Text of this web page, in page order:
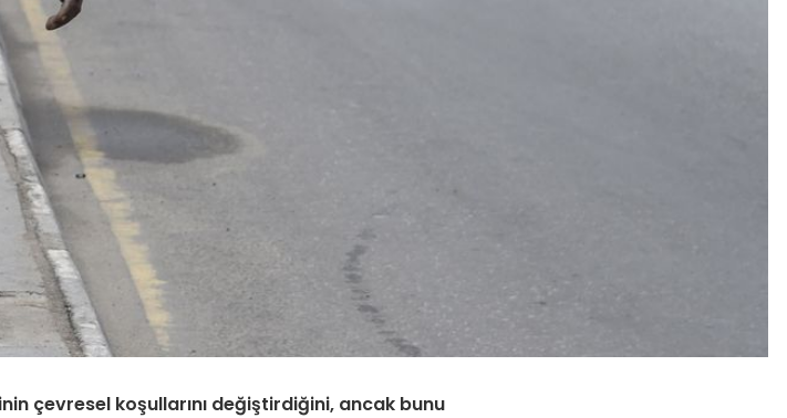
çevresel koşullarını değiştirdiğini, ancak bunu